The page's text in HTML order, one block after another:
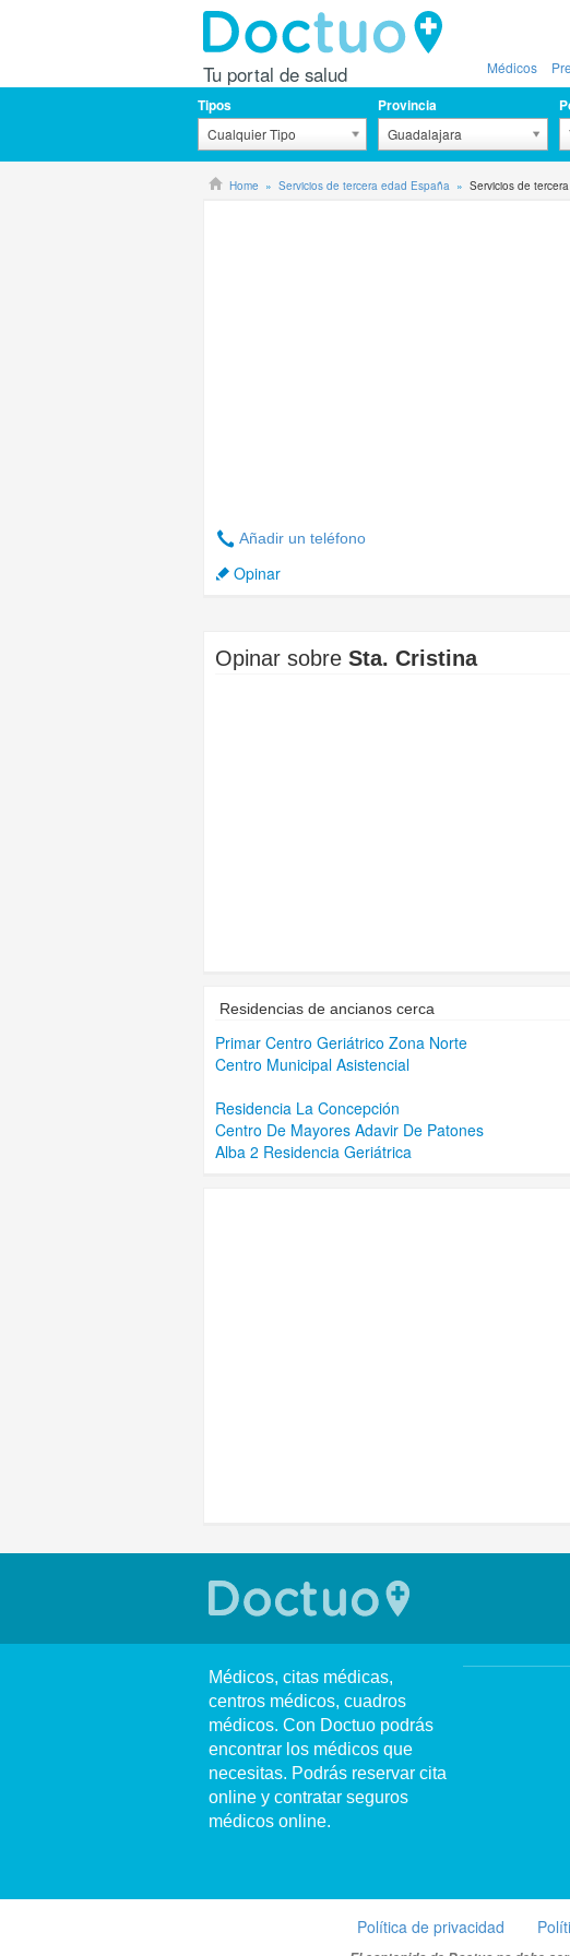
Tu portal de salud Médicos
Tipos
Cualquier Tipo
Provincia
Guadalajara
Home Servicios de tercera edad España Servicios de
Añadir un teléfono
Opinar
Opinar sobre Sta. Cristina
Residencias de ancianos cerca
Primar Centro Geriátrico Zona Norte
Centro Municipal Asistencial
Residencia La Concepción
Centro De Mayores Adavir De Patones
Alba 2 Residencia Geriátrica
Médicos, citas médicas,
centros médicos, cuadros
médicos. Con Doctuo podrás
encontrar los médicos que
necesitas. Podrás reservar cita
online y contratar seguros
médicos online.
Política de privacidad